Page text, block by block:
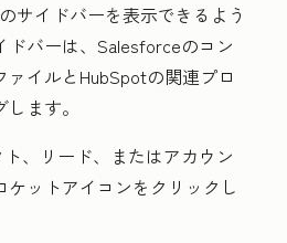
サイドバーを表示できるよう
ドバーは、Salesforceのコン
イルとHubSpotの関連プロ
ます。
、リード、またはアカウン
ケットアイコンをクリックし